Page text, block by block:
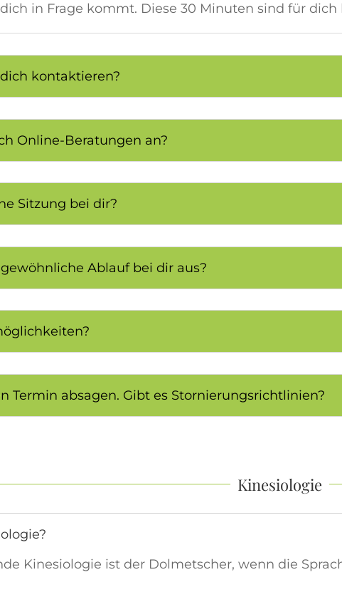
in Frage kommt. Diese 30 Minuten sind für dich
kontaktieren?
Online-Beratungen an?
Sitzung bei dir?
Ablauf bei dir aus?
Termin absagen. Gibt es Stornierungsrichtlinien?
Kinesiologie
Kinesiologie ist der Dolmetscher, wenn die